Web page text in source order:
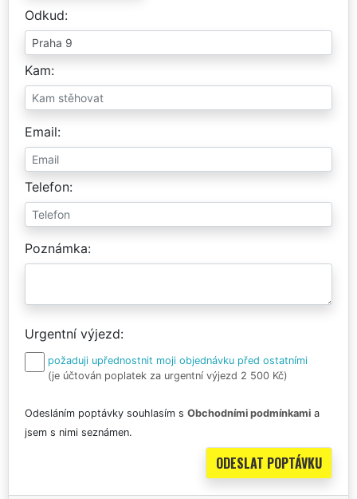
Odkud
Kam
Email
Telefon
Poznámka
Urgentní výjezd
požaduji upřednostnit moji objednávku před ostatními
(je účtován poplatek za urgentní výjezd 2 500 Kč)
Odesláním poptávky souhlasím s Obchodními podmínkami a
jsem s nimi seznámen.